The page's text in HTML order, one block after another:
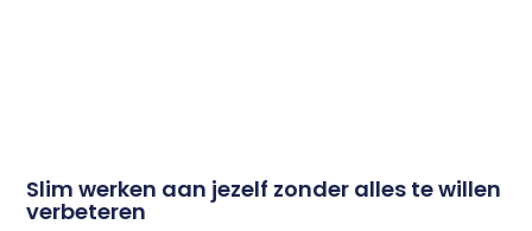
Slim werken aan jezelf zonder alles te willen
verbeteren